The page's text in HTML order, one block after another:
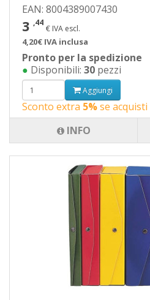
EAN: 8004389007430
3 ,44
€ IVA escl.
4,20€ IVA inclusa
Pronto per la spedizione
● Disponibili: 30 pezzi
Aggiungi
Sconto extra 5%se acquisti
INFO